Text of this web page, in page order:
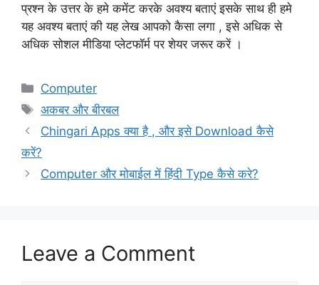
प्रश्न के उत्तर के हमे कमेंट करके अवश्य बताएं इसके साथ ही हमे
यह अवश्य बताएं की यह लेख आपको कैसा लगा , इसे अधिक से
अधिक सोशल मीडिया प्लेटफॉर्म पर शेयर जरूर करें ।
Categories
Computer
Tags
अकबर और बीरबल
Chingari Apps क्या है , और इसे Download कैसे
करें?
Computer और मोबाईल में हिंदी Type कैसे करे?
Leave a Comment